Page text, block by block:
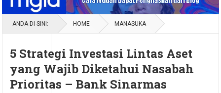
ANDA DI SINI: HOME MANASUKA
5 Strategi Investasi Lintas Aset
yang Wajib Diketahui Nasabah
Prioritas – Bank Sinarmas